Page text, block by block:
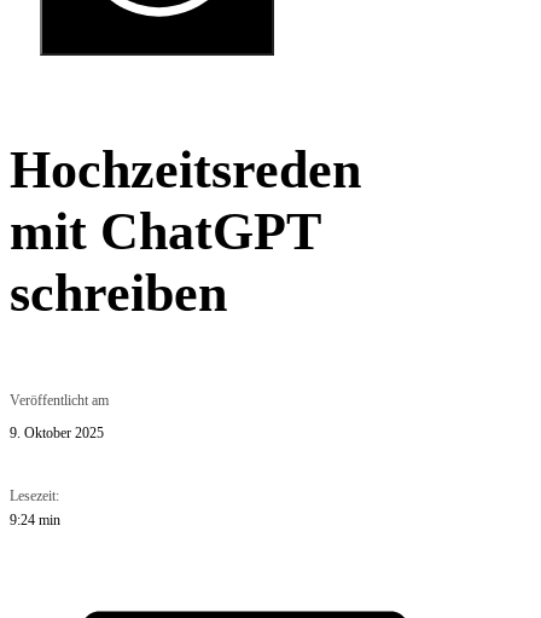
Hochzeitsreden
mit ChatGPT
schreiben
Veröffentlicht am
9. Oktober 2025
Lesezeit:
9:24 min